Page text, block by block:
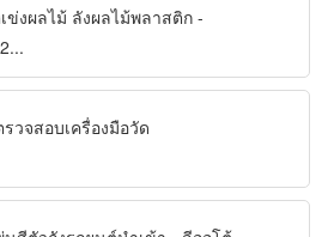
ข่งผลไม้ ลังผลไม้พลาสติก -
วจสอบเครื่องมือวัด